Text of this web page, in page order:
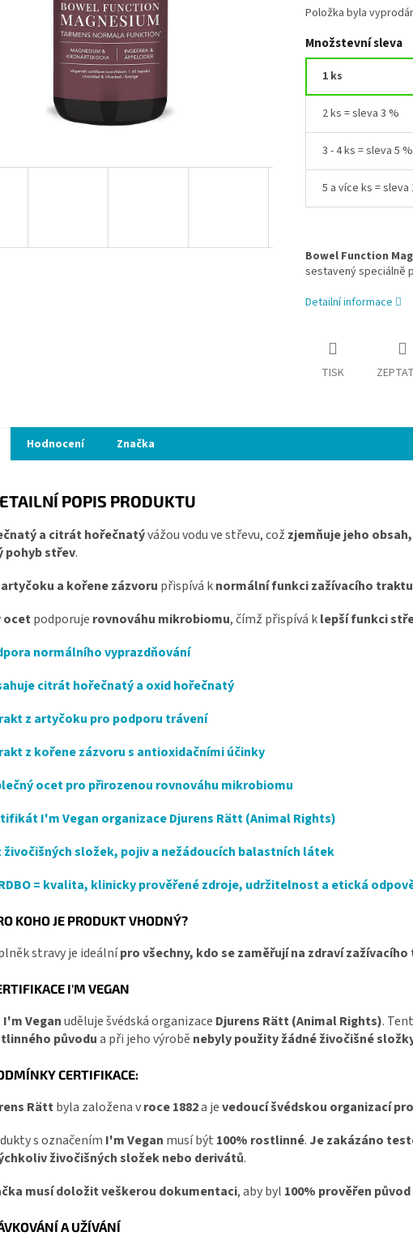
Položka byla
Množstevní sleva
1 ks
2 ks = sleva 3 %
3 - 4 ks = sleva 5 %
5 a více ks = sleva
Bowel Function
sestavený speciálně
Detailní informace
TISK
Hodnocení Značka
POPIS PRODUKTU
a citrát hořečnatývážou vodu ve střevu, což zjemňuje jeho
pohyb střev.
a kořene zázvoru přispívá knormální funkci zažívacího
ocetpodporuje rovnováhu mikrobiomu, čímž přispívá klepší funkci
normálního vyprazdňování
citrát hořečnatý a oxid hořečnatý
z artyčoku pro podporu trávení
z kořene zázvoru s antioxidačními účinky
ocet pro přirozenou rovnováhu mikrobiomu
I'm Vegan organizace Djurens Rätt (Animal Rights)
živočišných složek, pojiv a nežádoucích balastních látek
= kvalita, klinicky prověřené zdroje, udržitelnost a etická
KOHO JE PRODUKT VHODNÝ?
stravy je ideálnípro všechny, kdo se zaměřují na zdraví
I'M VEGAN
I'm Veganuděluje švédská organizace Djurens Rätt (Animal Rights).
původua při jeho výrobě nebyly použity žádné živočišné
CERTIFIKACE:
Rättbyla založena vroce 1882a jevedoucí švédskou organizací
s označením I'm Vegan musí být 100% rostlinné. Je zakázáno
živočišných složek nebo derivátů.
musí doložit veškerou dokumentaci, aby byl 100% prověřen
A UŽÍVÁNÍ